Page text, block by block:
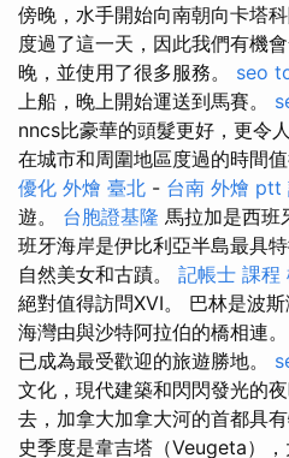
傍晚，水手開始向南朝向卡塔科
度過了這一天，因此我們有機
晚，並使用了很多服務。 seo
上船，晚上開始運送到馬賽。
nncs比豪華的頭髮更好，更令
在城市和周圍地區度過的時間
優化 外燴 臺北 - 台南 外燴 ptt
遊。 台胞證基隆 馬拉加是西班
班牙海岸是伊比利亞半島最具
自然美女和古蹟。 記帳士 課程
絕對值得訪問XVI。 巴林是波
海灣由與沙特阿拉伯的橋相連
已成為最受歡迎的旅遊勝地。
文化，現代建築和閃閃發光的
去，加拿大加拿大河的首都具
史季度是韋吉塔（Veugeta）